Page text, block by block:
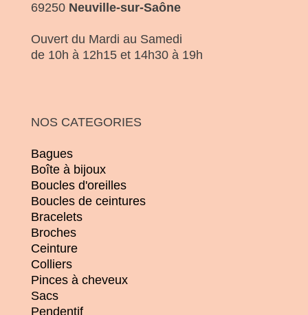
69250 Neuville-sur-Saône
Ouvert du Mardi au Samedi
de 10h à 12h15 et 14h30 à 19h
NOS CATEGORIES
Bagues
Boîte à bijoux
Boucles d'oreilles
Boucles de ceintures
Bracelets
Broches
Ceinture
Colliers
Pinces à cheveux
Sacs
Pendentif